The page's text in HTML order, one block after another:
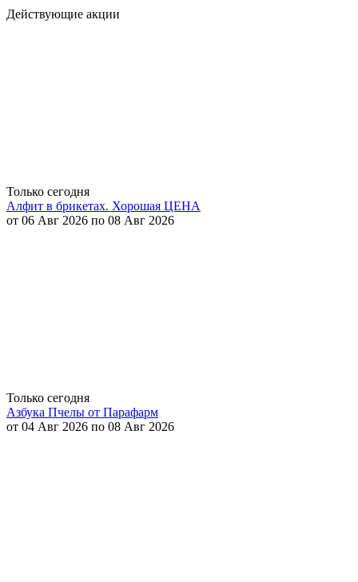
Действующие акции
Только сегодня
Алфит в брикетах. Хорошая ЦЕНА
от 06 Авг 2026 по 08 Авг 2026
Только сегодня
Азбука Пчелы от Парафарм
от 04 Авг 2026 по 08 Авг 2026